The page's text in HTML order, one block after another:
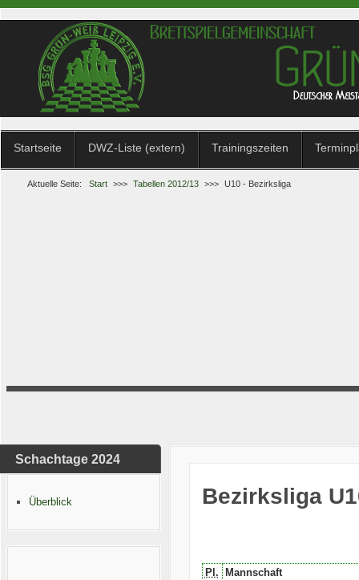
Startseite DWZ-Liste (extern) Trainingszeiten
Aktuelle Seite: Start >>> Tabellen 2012/13 >>> U10 - Bezirksliga
Schachtage 2024
Überblick Bezirksliga
Pl.
Mannschaft